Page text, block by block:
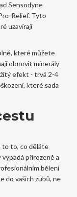
Sensodyne
Relief. Tyto
uzavírají
které můžete
obnovit minerály
efekt - trvá 2-4
které sada
to to, co děláte
přirozeně a
bělení
do vašich zubů, ne